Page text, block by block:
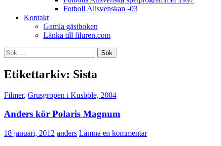
Fotboll Allsvenskan -03
Kontakt
Gamla gästboken
Länka till filuren.com
Sök
efter:
Etikettarkiv: Sista
Filmer, Grusgropen i Kusböle, 2004
Anders kör Polaris Magnum
18 januari, 2012 anders Lämna en kommentar